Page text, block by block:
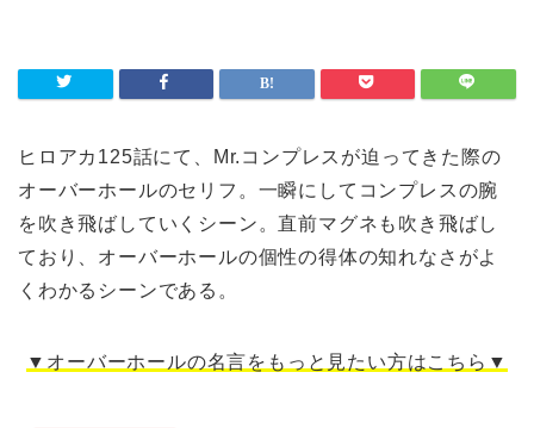
ヒロアカ125話にて、Mr.コンプレスが迫ってきた際の
オーバーホールのセリフ。一瞬にしてコンプレスの腕
を吹き飛ばしていくシーン。直前マグネも吹き飛ばし
ており、オーバーホールの個性の得体の知れなさがよ
くわかるシーンである。
▼オーバーホールの名言をもっと見たい方はこちら▼